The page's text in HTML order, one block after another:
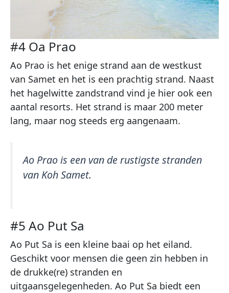
#4 Oa Prao
Ao Prao is het enige strand aan de westkust
van Samet en het is een prachtig strand. Naast
het hagelwitte zandstrand vind je hier ook een
aantal resorts. Het strand is maar 200 meter
lang, maar nog steeds erg aangenaam.
Ao Prao is een van de rustigste stranden
van Koh Samet.
#5 Ao Put Sa
Ao Put Sa is een kleine baai op het eiland.
Geschikt voor mensen die geen zin hebben in
de drukke(re) stranden en
uitgaansgelegenheden. Ao Put Sa biedt een